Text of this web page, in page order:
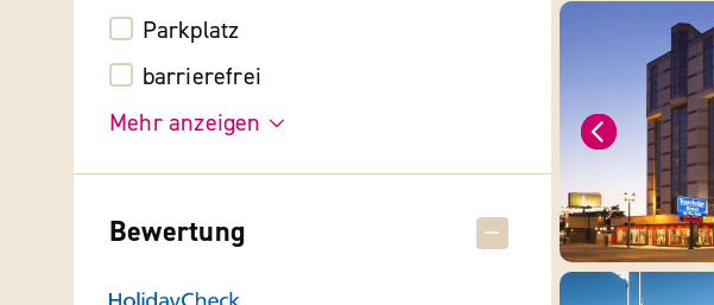
Parkplatz
barrierefrei
Mehr anzeigen
Bewertung